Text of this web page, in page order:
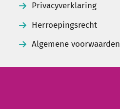
Privacyverklaring
Herroepingsrecht
Algemene voorwaarden